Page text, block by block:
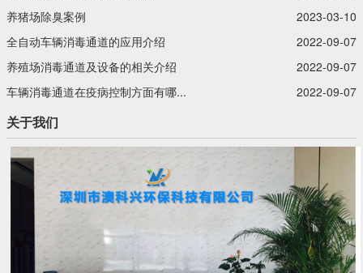
养猪场除臭案例
2023-03-10
全自动车辆消毒通道的应用介绍
2022-09-07
养殖场消毒通道及设备的相关介绍
2022-09-07
车辆消毒通道在疫病控制方面有哪...
2022-09-07
关于我们